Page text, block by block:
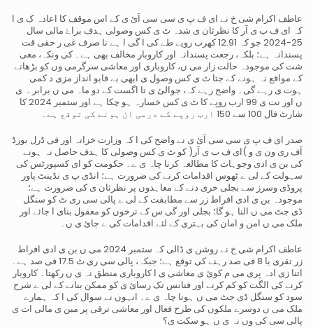
عاطف اکرام شی خ نے ای ف پ ی سی سی آئ ی کے اس موقف کا اعادہ ک ی ا
کہ ای ف ب ی آر کا نظرثان ی شدہ ٹ ی کس وصولی ہدف براۓ مالی سال
25-2024 جو کہ 12.91 کھرب روپے طے کی ا گی ا ہے نا صرف غی ر حقی قت
پسندانہ ہے؛ بلکہ، رجعت پسندانہ اور کاروبار مخالف بھی ہے۔ کی ونکہ، معی
شت کی موجودہ حالت زار می ں، کاروباری اور معاشی سرگرمی وں کو بڑھانے
کے مواقع نہ ہونے کے جتا ٹ ی کس وصول ی ابھی بے قابو انداز مزی د کمی
ہوت ی رہے گی۔ واضح رہے کہ، جوالئ ی تا اگست کے دو ماہ می ں برابر ہ ی
ں اور نت ی 99 ارب روپے کا ٹ ی کس خسارہ ہو چکا ہے اور ستمبر 2024 کا
شارٹ فال 100 سے 150 ارب روپے کے درمی ان ہونے کی توقع ہے۔
صدر ای ف پ ی سی سی آئ ی نے واضح کی ا کہ وزارت خزانہ اور فی ڈرل بورڈ
آف ری ون ی و )ای ف ب ی آر( کو ٹ ی کس وصولی کا ہدف حاصل نہ ہونے
کی بن ی ادی وجوہات کا مطالعہ کرنا چاہ ی ے۔ حکومت کو ای کسپورٹس کی
سہولت کے لی ے ٹھوس اقدامات کرنے کی ضرورت ہے؛ انڈی پ ی نڈینٹ پاور
پروڈی وسرز سے بجلی خری دنے کے معاہدوں پر نظرثان ی کی ضرورت ہے؛
موجودہ بن ی ادی افراط زر سے مطابقت کے لی ے پالی سی ری ٹ کو سنگل
ڈی جٹ می ں النا ہو گا؛ بجلی اور گی س کے نرخوں کو معقول بنای ا جائے اور
ملک می ں امن و امان کی بہتری کے لئے اقدامات کی ے جائ ی ں۔
عاطف اکرام شی خ نے روشن ی ڈالی کہ ستمبر 2024 می ں بن ی ادی افراط
زر تقری با 8 فی صد رہنے کی توقع ہے؛ جبکہ، پالی سی ری ٹ 17.5 فی صد ہے۔
اتنا زی ادہ پری می م کوئ ی معاشی ی ا کاروباری منطق نہ ی ں رکھتا۔ کاروبار
کرنے کی الگت کو کم کرنے اور فنانس تک رسائ ی کو ممکن بنانے کے لی ے شرح
سود کو سنگل ڈی جٹ می ں ہونا چاہ ی ے۔ انہوں نے سوال کی ا کہ ہمارے
ملک می ں دوسرے ملکوں کی طرح فعال اور معاشی ترقی پر مبن ی مالی ات ی
پالی سی کی وں نہ ی ں ہو سکت ی؟